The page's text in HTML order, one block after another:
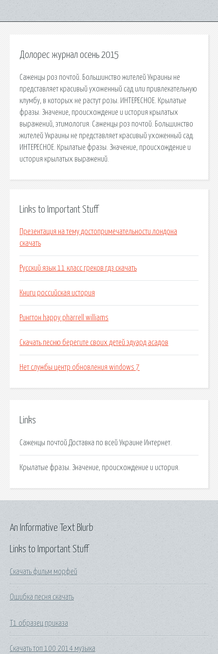
Долорес журнал осень 2015
Саженцы роз почтой. Большинство жителей Украины не
представляет красивый ухоженный сад или привлекательную
клумбу, в которых не растут розы. ИНТЕРЕСНОЕ. Крылатые
фразы. Значение, происхождение и история крылатых
выражений, этимология. Саженцы роз почтой. Большинство
жителей Украины не представляет красивый ухоженный сад.
ИНТЕРЕСНОЕ. Крылатые фразы. Значение, происхождение и
история крылатых выражений.
Links to Important Stuff
Презентация на тему достопримечательности лондона
скачать
Русский язык 11 класс греков гдз скачать
Книги российская история
Рингтон happy pharrell williams
Скачать песню берегите своих детей эдуард асадов
Нет службы центр обновления windows 7
Links
Саженцы почтой Доставка по всей Украине Интернет.
Крылатые фразы. Значение, происхождение и история.
Links to Important Stuff
Скачать фильм морфей
Ошибка песня скачать
Т1 образец приказа
Скачать топ 100 2014 музыка
An Informative Text Blurb